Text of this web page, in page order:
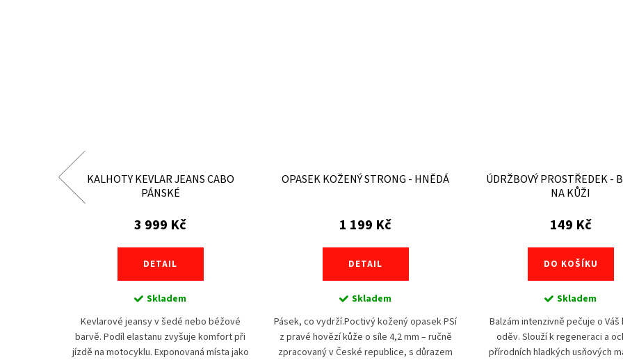
KALHOTY KEVLAR JEANS CABO
PÁNSKÉ
3 999 Kč
DETAIL
Skladem
Kevlarové jeansy v šedé nebo béžové
barvě. Podíl elastanu zvyšuje komfort při
jízdě na motocyklu. Exponovaná místa jako
OPASEK KOŽENÝ STRONG - HNĚDÁ
1 199 Kč
DETAIL
Skladem
Pásek, co vydrží.Poctivý kožený opasek PSí
z pravé hovězí kůže o síle 4,2 mm – ručně
zpracovaný v České republice, s důrazem
ÚDRŽBOVÝ PROSTŘEDEK -
NA KŮŽI
149 Kč
DO KOŠÍKU
Skladem
Balzám intenzivně pečuje o Váš
oděv. Slouží k regeneraci a
přírodních hladkých usňových